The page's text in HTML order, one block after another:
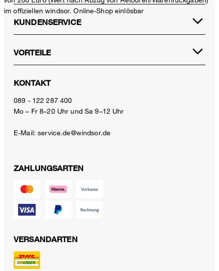
im offiziellen windsor. Online-Shop einlösbar
KUNDENSERVICE
VORTEILE
KONTAKT
089 - 122 287 400
Mo – Fr 8–20 Uhr und Sa 9–12 Uhr
E-Mail:service.de@windsor.de
ZAHLUNGSARTEN
VERSANDARTEN